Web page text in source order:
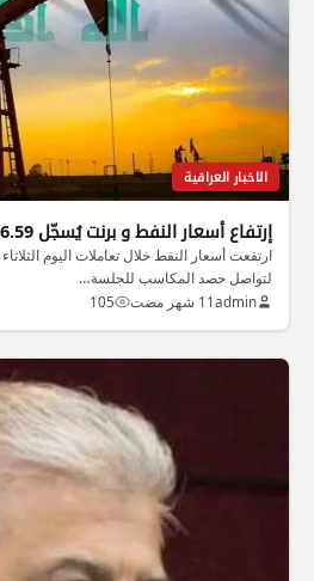
الاخبار العراقية
إرتفاع أسعار النفط و برنت يُسجّل 66.59$
لتواصل حصد المكاسب للجلسة…
admin11 شهر مضت 105